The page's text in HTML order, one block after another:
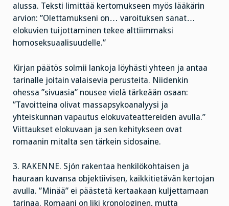
alussa. Teksti limittää kertomukseen myös lääkärin
arvion: ”Olettamukseni on… varoituksen sanat…
elokuvien tuijottaminen tekee alttiimmaksi
homoseksuaalisuudelle.”
Kirjan päätös solmii lankoja löyhästi yhteen ja antaa
tarinalle joitain valaisevia perusteita. Niidenkin
ohessa ”sivuasia” nousee vielä tärkeään osaan:
”Tavoitteina olivat massapsykoanalyysi ja
yhteiskunnan vapautus elokuvateattereiden avulla.”
Viittaukset elokuvaan ja sen kehitykseen ovat
romaanin mitalta sen tärkein sidosaine.
3. RAKENNE. Sjón rakentaa henkilökohtaisen ja
hauraan kuvansa objektiivisen, kaikkitietävän kertojan
avulla. ”Minää” ei päästetä kertaakaan kuljettamaan
tarinaa. Romaani on liki kronologinen, mutta